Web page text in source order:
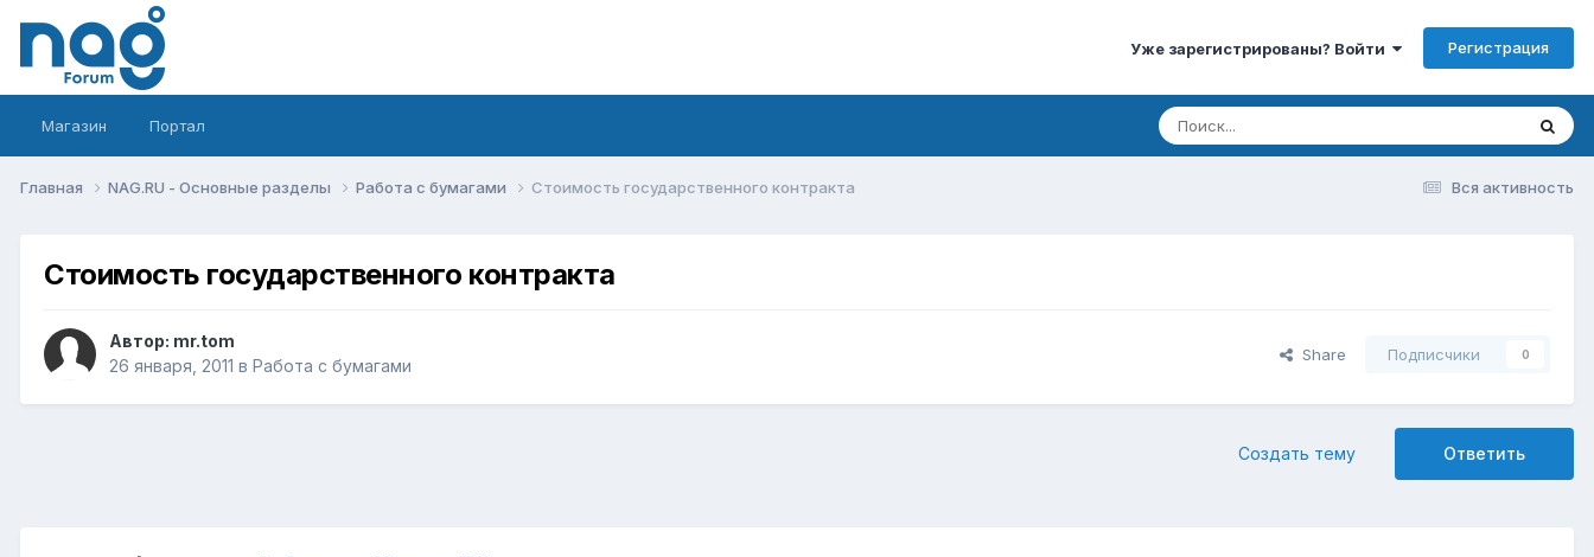
Уже зарегистрированы? Войти Регистрация
Магазин Портал
Вся активность
Главная NAG.RU - Основные разделы Работа с бумагами Стоимость государственного контракта
Стоимость государственного контракта
Автор: mr.tom
26 января, 2011 в Работа с бумагами
Share Подписчики 0
Ответить
Создать тему